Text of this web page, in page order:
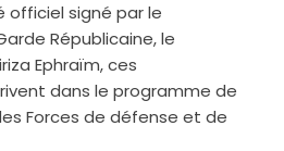
officiel signé par le
Républicaine, le
Ephraïm, ces
dans le programme de
Forces de défense et de